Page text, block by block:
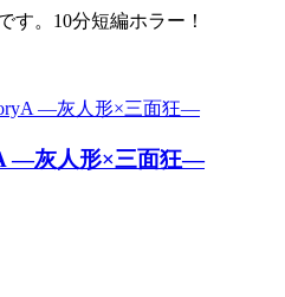
す。10分短編ホラー！
―灰人形×三面狂―